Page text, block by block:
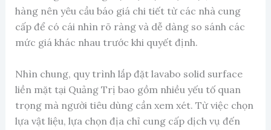
hàng nên yêu cầu báo giá chi tiết từ các nhà cung
cấp để có cái nhìn rõ ràng và dễ dàng so sánh các
mức giá khác nhau trước khi quyết định.
Nhìn chung, quy trình lắp đặt lavabo solid surface
liền mặt tại Quảng Trị bao gồm nhiều yếu tố quan
trọng mà người tiêu dùng cần xem xét. Từ việc chọn
lựa vật liệu, lựa chọn địa chỉ cung cấp dịch vụ đến